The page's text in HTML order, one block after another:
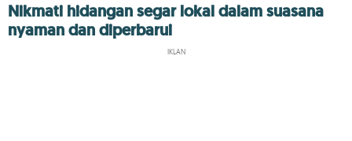
Nikmati hidangan segar lokal dalam suasana
nyaman dan diperbarui
IKLAN